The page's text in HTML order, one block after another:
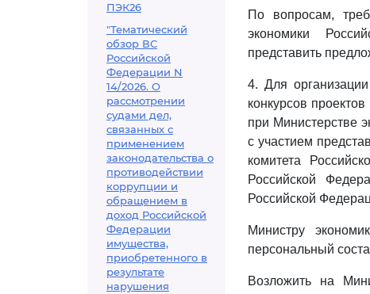
ПЭК26
"Тематический
обзор ВС
Российской
Федерации N
14/2026. О
рассмотрении
судами дел,
связанных с
применением
законодательства о
противодействии
коррупции и
обращением в
доход Российской
Федерации
имущества,
приобретенного в
результате
нарушения
По вопросам,
экономики
представить
4. Для
конкурсов
при Министерстве
с участием
комитета
Российской
Российской
Министру
персональный
Возложить на